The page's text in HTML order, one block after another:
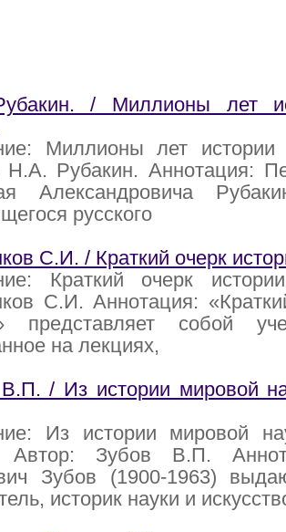
/ Миллионы лет
Миллионы лет истории
Н.А. Рубакин. Аннотация:
Александровича
русского
С.И. / Краткий очерк
Краткий очерк
С.И. Аннотация:
представляет собой
на лекциях,
/ Из истории мировой
Из истории мировой
Автор: Зубов В.П.
Зубов (1900-1963)
историк науки и